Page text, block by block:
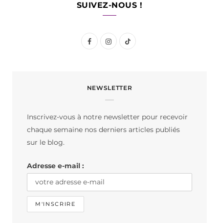
SUIVEZ-NOUS !
F
e
I
t
m
T
T
NEWSLETTER
Inscrivez-vous à notre newsletter pour recevoir
chaque semaine nos derniers articles publiés
sur le blog.
Adresse e-mail :